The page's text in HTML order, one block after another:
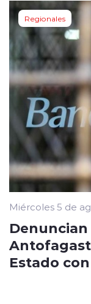
Regionales
Miércoles 5 de
Estado